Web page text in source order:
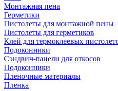
Монтажная пена
Герметики
Пистолеты для монтажной пены
Пистолеты для герметиков
Клей для термоклеевых
Подоконники
Сэндвич-панели для откосов
Подоконники
Пленочные материалы
Пленка